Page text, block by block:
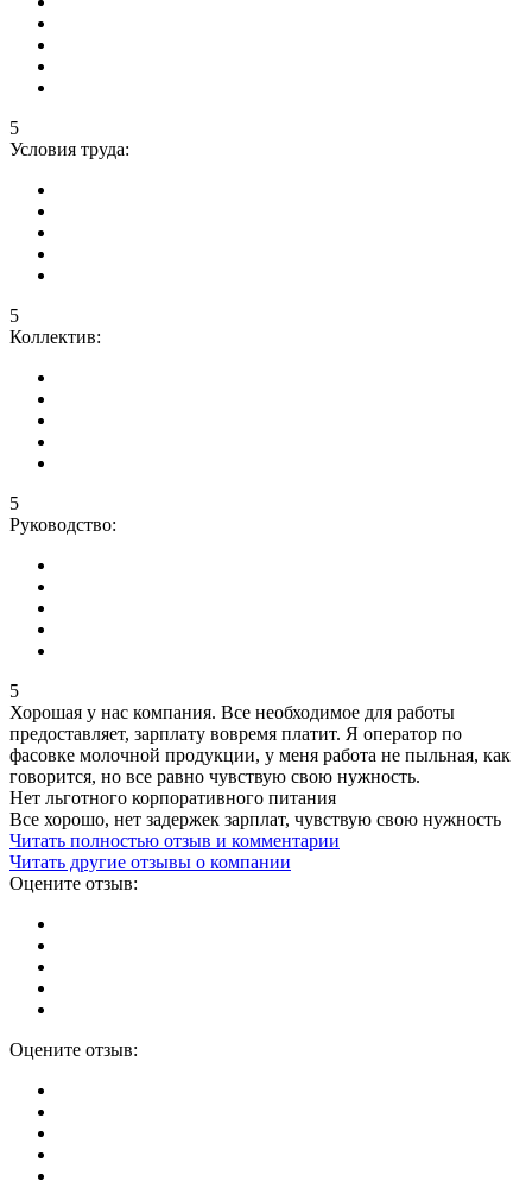
5
Условия труда:
5
Коллектив:
5
Руководство:
5
Хорошая у нас компания. Все необходимое для работы
предоставляет, зарплату вовремя платит. Я оператор по
фасовке молочной продукции, у меня работа не пыльная, как
говорится, но все равно чувствую свою нужность.
Нет льготного корпоративного питания
Все хорошо, нет задержек зарплат, чувствую свою нужность
Читать полностью отзыв и комментарии
Читать другие отзывы о компании
Оцените отзыв:
Оцените отзыв: